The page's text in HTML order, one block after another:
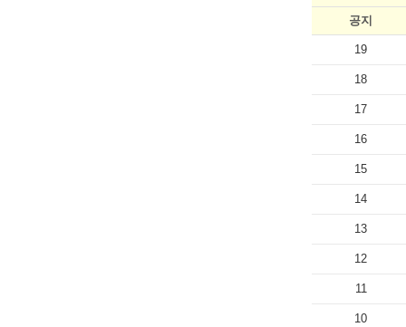
공지
19
18
17
16
15
14
13
12
11
10